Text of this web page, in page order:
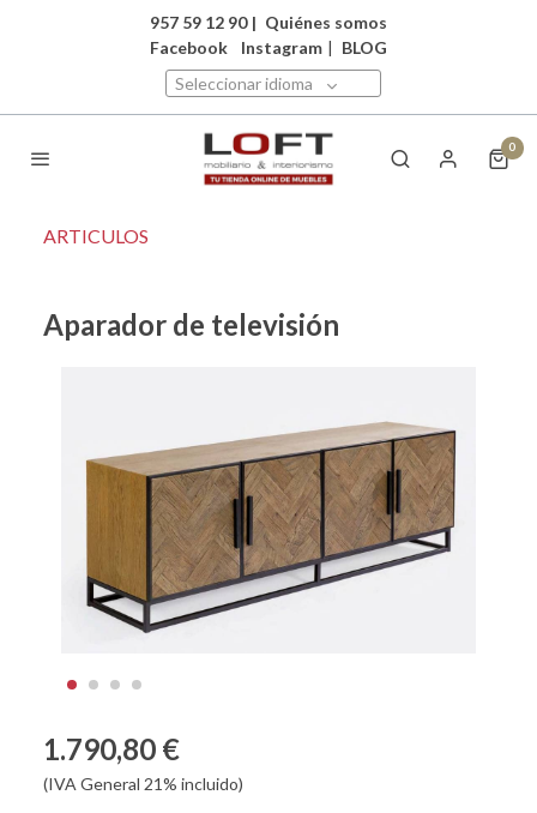
957 59 12 90 | Quiénes somos
Facebook
Instagram | BLOG
Seleccionar idioma
0
ARTICULOS
Aparador de televisión
1.790,80 €
(IVA General 21% incluido)